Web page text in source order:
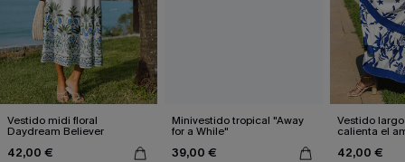
Vestido midi floral
Daydream Believer
42,00 €
Minivestido tropical "Away
for a While"
39,00 €
Vestido
calienta el
42,00 €